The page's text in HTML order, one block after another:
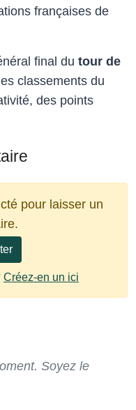
françaises de
final du tour de
classements du
des points
pour laisser un
Créez-en un ici
Soyez le